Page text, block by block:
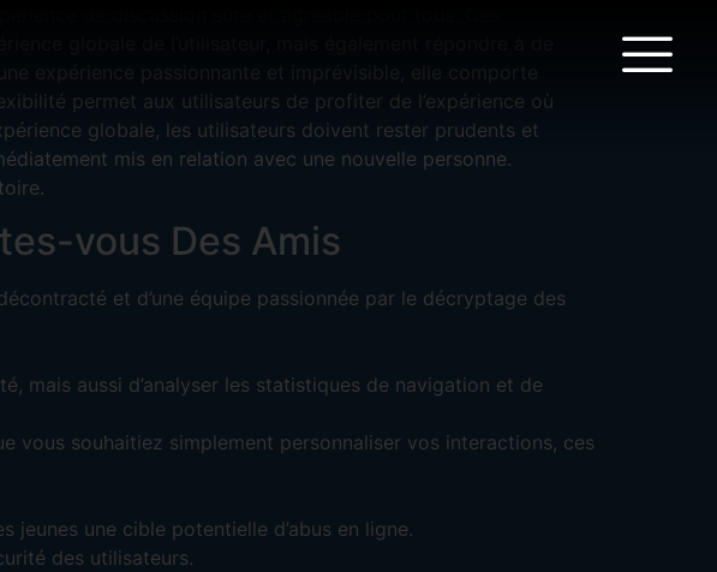
globale de l’utilisateur, mais également répondre à de
expérience passionnante et imprévisible, elle comporte
permet aux utilisateurs de profiter de l’expérience où
globale, les utilisateurs doivent rester prudents et
mis en relation avec une nouvelle personne.
vous Des Amis
et d’une équipe passionnée par le décryptage des
mais aussi d’analyser les statistiques de navigation et de
vous souhaitiez simplement personnaliser vos interactions, ces
jeunes une cible potentielle d’abus en ligne.
des utilisateurs.